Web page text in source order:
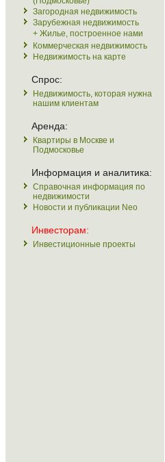
Загородная недвижимость
Зарубежная недвижимость
+ Жилье, построенное нами
Коммерческая недвижимость
Недвижимость на карте
Спрос:
Недвижимость, которая нужна
нашим клиентам
Аренда:
Квартиры в Москве и
Подмосковье
Информация и аналитика:
Справочная информация по
недвижимости
Новости и публикации Neo
Инвесторам:
Инвестиционные проекты